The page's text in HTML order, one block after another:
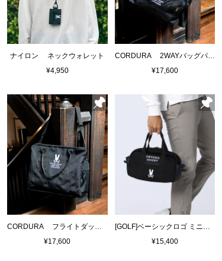
ナイロン ネックウォレット
¥4,950
CORDURA 2WAYバッグパックトート
¥17,600
CORDURA フライトダッフルバッグ
¥17,600
[GOLF]ベーシックロゴ ミニボストン バッグ
¥15,400